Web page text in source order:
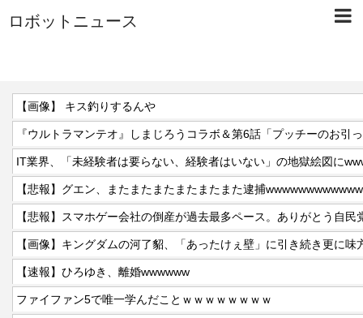
ロボットニュース
【画像】 キス釣りするんや
『ウルトラマンテオ』しまじろうコラボ＆第6話「プッチーのお引
IT業界、「未経験者は要らない、経験者はいない」の地獄絵図に
【悲報】グエン、またまたまたまたまたまた逮捕
【悲報】スマホゲー会社の倒産が過去最多ペース。ありがとう自民
【速報】ひろゆき、離婚wwwwww
ファイファン5で唯一学んだことｗｗｗｗｗｗｗｗ